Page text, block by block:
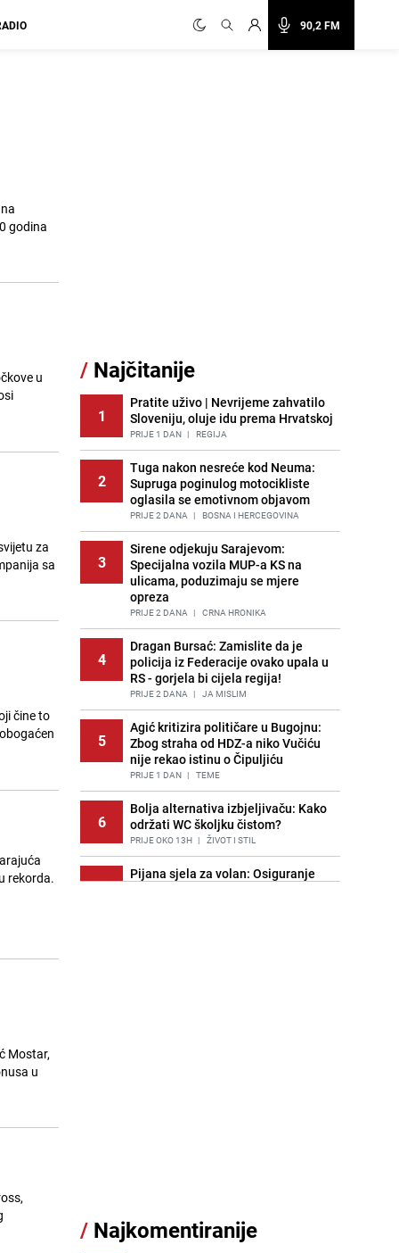
90,2 FM
godina
u
za
sa
čine to
rekorda.
Mostar,
u
/ Najčitanije
1
Pratite uživo | Nevrijeme zahvatilo
Sloveniju, oluje idu prema Hrvatskoj
PRIJE 1 DAN | REGIJA
2
Tuga nakon nesreće kod Neuma:
Supruga poginulog motocikliste
oglasila se emotivnom objavom
PRIJE 2 DANA | BOSNA I HERCEGOVINA
3
Sirene odjekuju Sarajevom:
Specijalna vozila MUP-a KS na
ulicama, poduzimaju se mjere
opreza
PRIJE 2 DANA | CRNA HRONIKA
4
Dragan Bursać: Zamislite da je
policija iz Federacije ovako upala u
RS - gorjela bi cijela regija!
PRIJE 2 DANA | JA MISLIM
5
Agić kritizira političare u Bugojnu:
Zbog straha od HDZ-a niko Vučiću
nije rekao istinu o Čipuljiću
PRIJE 1 DAN | TEME
6
Bolja alternativa izbjeljivaču: Kako
održati WC školjku čistom?
PRIJE OKO 13H | ŽIVOT I STIL
7
Pijana sjela za volan: Osiguranje
Novog
BOSNA I HERCEGOVINA
/ Najkomentiranije